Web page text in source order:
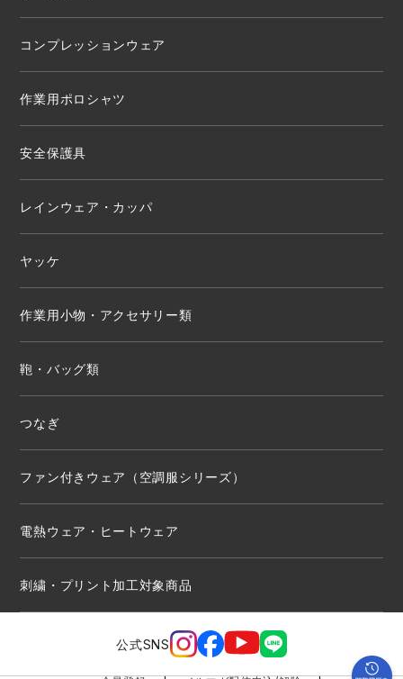
コンプレッションウェア
作業用ポロシャツ
安全保護具
レインウェア・カッパ
ヤッケ
作業用小物・アクセサリー類
鞄・バッグ類
つなぎ
ファン付きウェア（空調服シリーズ）
電熱ウェア・ヒートウェア
刺繍・プリント加工対象商品
公式SNS